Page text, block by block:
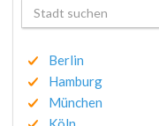
Berlin
Hamburg
München